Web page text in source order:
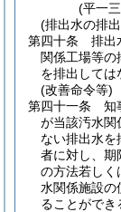
(平一
(排出水の排
第四十条
排出
関係工場等の
を排出しては
(改善命令等)
第四十一条
知
が当該汚水関
ない排出水
者に対し、期
の方法若しく
水関係施設の
ることができ